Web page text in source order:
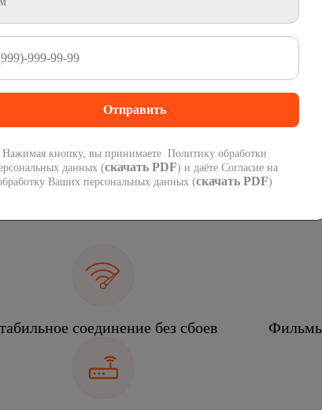
1 000 минут
на номера России
переходе со своим номером.
300
соединение без сбоев
Нажимая кнопку, вы принимаете Политику обработки
данных (скачать PDF) и даёте Согласие на
Ваших персональных данных (скачать PDF)